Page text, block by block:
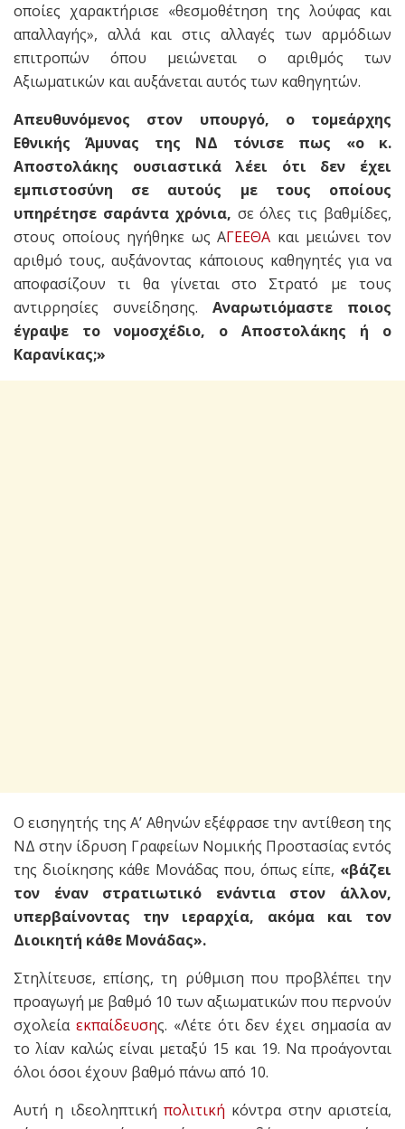
οποίες χαρακτήρισε «θεσμοθέτηση της λούφας και
απαλλαγής», αλλά και στις αλλαγές των αρμόδιων
επιτροπών όπου μειώνεται ο αριθμός των
Αξιωματικών και αυξάνεται αυτός των καθηγητών.
Απευθυνόμενος στον υπουργό, ο τομεάρχης
Εθνικής Άμυνας της ΝΔ τόνισε πως «ο κ.
Αποστολάκης ουσιαστικά λέει ότι δεν έχει
εμπιστοσύνη σε αυτούς με τους οποίους
υπηρέτησε σαράντα χρόνια, σε όλες τις βαθμίδες,
στους οποίους ηγήθηκε ως ΑΓΕΕΘΑ και μειώνει τον
αριθμό τους, αυξάνοντας κάποιους καθηγητές για να
αποφασίζουν τι θα γίνεται στο Στρατό με τους
αντιρρησίες συνείδησης. Αναρωτιόμαστε ποιος
έγραψε το νομοσχέδιο, ο Αποστολάκης ή ο
Καρανίκας;»
Ο εισηγητής της Α’ Αθηνών εξέφρασε την αντίθεση της
ΝΔ στην ίδρυση Γραφείων Νομικής Προστασίας εντός
της διοίκησης κάθε Μονάδας που, όπως είπε, «βάζει
τον έναν στρατιωτικό ενάντια στον άλλον,
υπερβαίνοντας την ιεραρχία, ακόμα και τον
Διοικητή κάθε Μονάδας».
Στηλίτευσε, επίσης, τη ρύθμιση που προβλέπει την
προαγωγή με βαθμό 10 των αξιωματικών που περνούν
σχολεία εκπαίδευσης. «Λέτε ότι δεν έχει σημασία αν
το λίαν καλώς είναι μεταξύ 15 και 19. Να προάγονται
όλοι όσοι έχουν βαθμό πάνω από 10.
Αυτή η ιδεοληπτική πολιτική κόντρα στην αριστεία,